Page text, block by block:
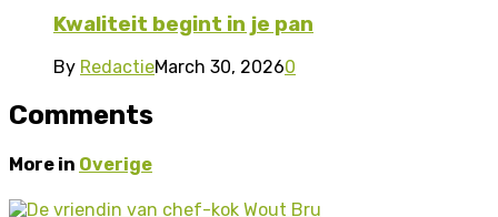
Kwaliteit begint in je pan
By RedactieMarch 30, 20260
Comments
More in Overige